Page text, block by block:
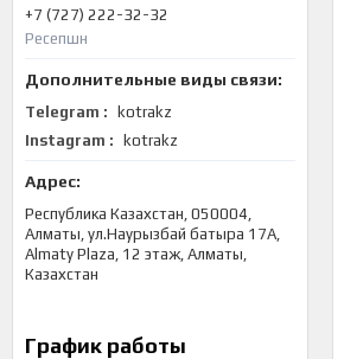
+7 (727) 222-32-32
Ресепшн
Telegram
kotrakz
Instagram
kotrakz
Республика Казахстан, 050004,
Алматы, ул.Наурызбай батыра 17А,
Almaty Plaza, 12 этаж, Алматы,
Казахстан
График работы